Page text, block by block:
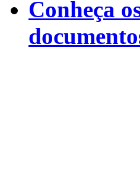
Conheça